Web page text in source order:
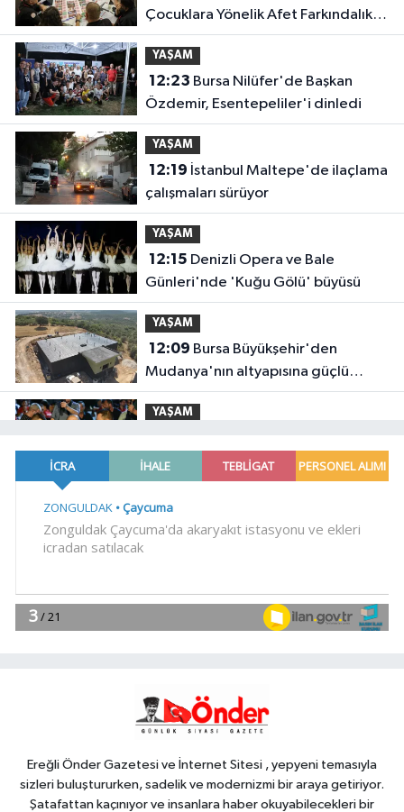
Çocuklara Yönelik Afet Farkındalık
Çalıştayı
YAŞAM
12:23
Özdemir, Esentepeliler'i dinledi
YAŞAM
12:19
çalışmaları sürüyor
YAŞAM
12:15
Günleri'nde 'Kuğu Gölü' büyüsü
YAŞAM
12:09
Mudanya'nın altyapısına güçlü
yatırım
YAŞAM
memleket tek yürek
11:57 Edirne Keşan'da Önkal
11:42
yaşamda üreterek güçleniyorlar
Ereğli Önder Gazetesi ve İnternet Sitesi , yepyeni temasıyla
sizleri buluştururken, sadelik ve modernizmi bir araya getiriyor.
Şatafattan kaçınıyor ve insanlara haber okuyabilecekleri bir